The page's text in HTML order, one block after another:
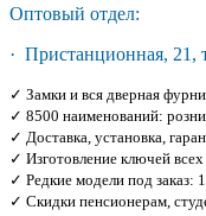
Оптовый отдел:
· Пристанционная, 21,
✓ Замки и вся дверная
✓ 8500 наименований:
✓ Доставка, установка,
✓ Изготовление ключей
✓ Редкие модели под заказ:
✓ Скидки пенсионерам,